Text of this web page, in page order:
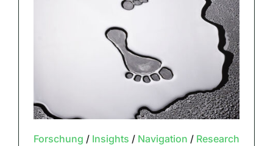
Forschung / Insights / Navigation / Research